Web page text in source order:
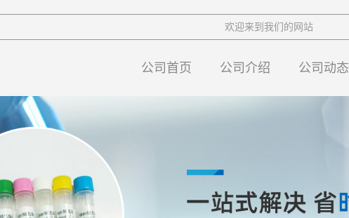
欢迎来到我们的网站
公司首页 公司介绍 公司动态